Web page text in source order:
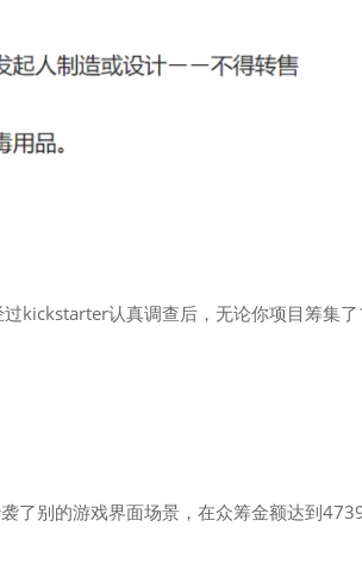
kickstarter认真调查后，无论你项目筹集
了别的游戏界面场景，在众筹金额达到